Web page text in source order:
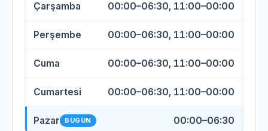
Çarşamba 00:00–06:30, 11:00–00:00
Perşembe 00:00–06:30, 11:00–00:00
Cuma 00:00–06:30, 11:00–00:00
Cumartesi 00:00–06:30, 11:00–00:00
Pazar BUGÜN 00:00–06:30